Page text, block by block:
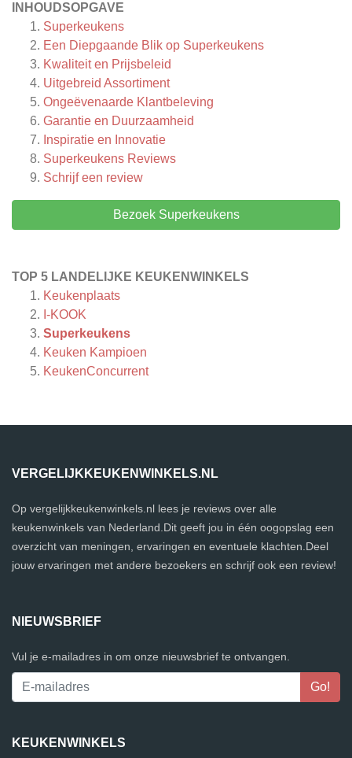
INHOUDSOPGAVE
Superkeukens
Een Diepgaande Blik op Superkeukens
Kwaliteit en Prijsbeleid
Uitgebreid Assortiment
Ongeëvenaarde Klantbeleving
Garantie en Duurzaamheid
Inspiratie en Innovatie
Superkeukens Reviews
Schrijf een review
Bezoek Superkeukens
TOP 5 LANDELIJKE KEUKENWINKELS
Keukenplaats
I-KOOK
Superkeukens
Keuken Kampioen
KeukenConcurrent
VERGELIJKKEUKENWINKELS.NL
Op vergelijkkeukenwinkels.nl lees je reviews over alle
keukenwinkels van Nederland.Dit geeft jou in één oogopslag een
overzicht van meningen, ervaringen en eventuele klachten.Deel
jouw ervaringen met andere bezoekers en schrijf ook een review!
NIEUWSBRIEF
Vul je e-mailadres in om onze nieuwsbrief te ontvangen.
KEUKENWINKELS